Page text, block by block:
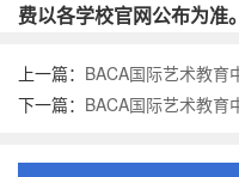
费以各学校官网公布为准。
上一篇： BACA国际艺术教育
媒国际预科）招生简章
下一篇： BACA国际艺术教育